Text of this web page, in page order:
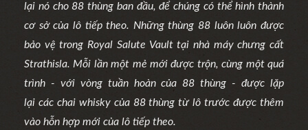
lại nó cho 88 thùng ban đầu, để chúng có thể hình thành
cơ sở của lô tiếp theo. Những thùng 88 luôn luôn được
bảo vệ trong Royal Salute Vault tại nhà máy chưng cất
Strathisla.Mỗi lần một mẻ mới được trộn, cùng một quá
trình - với vòng tuần hoàn của 88 thùng - được lặp
lại các chai whisky của 88 thùng từ lô trước được thêm
vào hỗn hợp mới của lô tiếp theo.